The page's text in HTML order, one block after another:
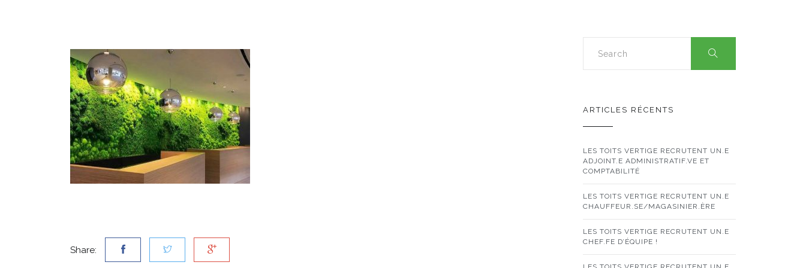
Share:
ARTICLES RÉCENTS
LES TOITS VERTIGE RECRUTENT UN.E
ADJOINT.E ADMINISTRATIF.VE ET
COMPTABILITÉ
LES TOITS VERTIGE RECRUTENT UN.E
CHAUFFEUR.SE/MAGASINIER.ÈRE
LES TOITS VERTIGE RECRUTENT UN.E
CHEF.FE D’ÉQUIPE !